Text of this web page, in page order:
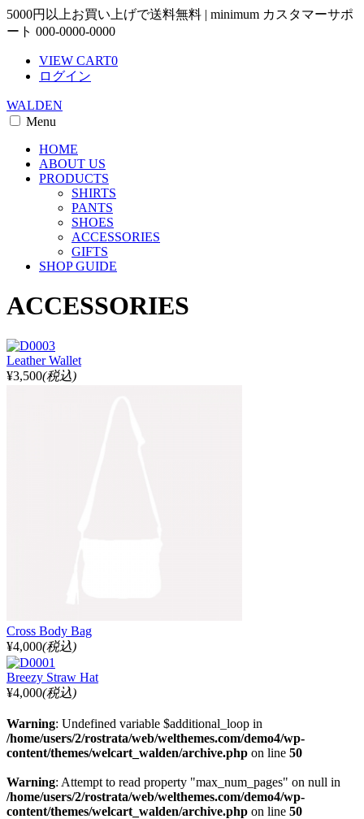
5000円以上お買い上げで送料無料 | minimum カスタマーサポ
ート 000-0000-0000
VIEW CART0
ログイン
WALDEN
Menu
HOME
ABOUT US
PRODUCTS
SHIRTS
PANTS
SHOES
ACCESSORIES
GIFTS
SHOP GUIDE
ACCESSORIES
Leather Wallet
¥3,500(税込)
Cross Body Bag
¥4,000(税込)
Breezy Straw Hat
¥4,000(税込)
Warning: Undefined variable $additional_loop in
/home/users/2/rostrata/web/welthemes.com/demo4/wp-
content/themes/welcart_walden/archive.php on line 50
Warning: Attempt to read property "max_num_pages" on null in
/home/users/2/rostrata/web/welthemes.com/demo4/wp-
content/themes/welcart_walden/archive.php on line 50